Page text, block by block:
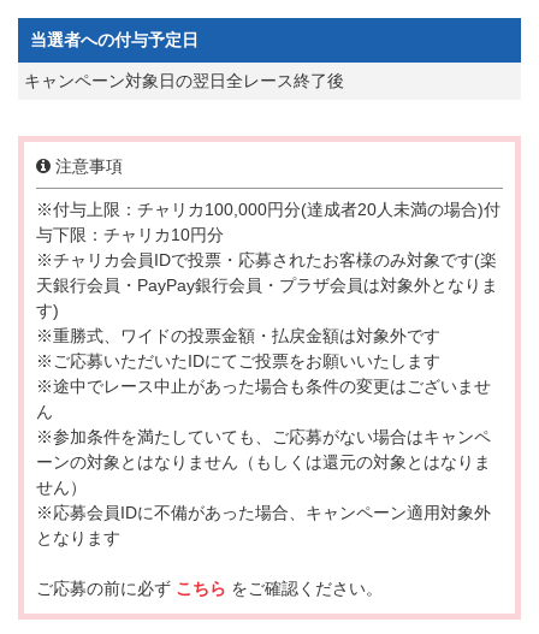
当選者への付与予定日
キャンペーン対象日の翌日全レース終了後
注意事項
※付与上限：チャリカ100,000円分(達成者20人未満の場合)付
与下限：チャリカ10円分
※チャリカ会員IDで投票・応募されたお客様のみ対象です(楽
天銀行会員・PayPay銀行会員・プラザ会員は対象外となりま
す)
※重勝式、ワイドの投票金額・払戻金額は対象外です
※ご応募いただいたIDにてご投票をお願いいたします
※途中でレース中止があった場合も条件の変更はございませ
ん
※参加条件を満たしていても、ご応募がない場合はキャンペ
ーンの対象とはなりません（もしくは還元の対象とはなりま
せん）
※応募会員IDに不備があった場合、キャンペーン適用対象外
となります
ご応募の前に必ず こちら をご確認ください。